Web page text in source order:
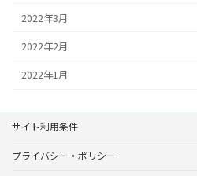
2022年3月
2022年2月
2022年1月
サイト利用条件
プライバシー・ポリシー